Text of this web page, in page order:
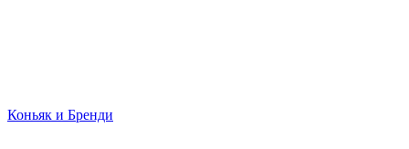
Коньяк и Бренди